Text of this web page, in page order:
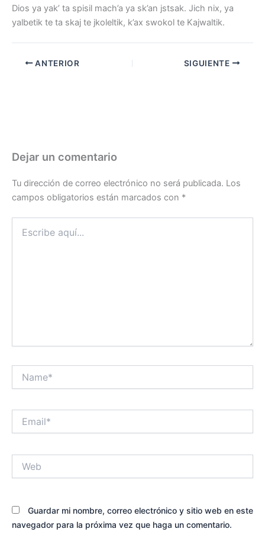
Dios ya yak’ ta spisil mach’a ya sk’an jstsak. Jich nix, ya
yalbetik te ta skaj te jkoleltik, k’ax swokol te Kajwaltik.
ANTERIOR SIGUIENTE
Dejar un comentario
Tu dirección de correo electrónico no será publicada. Los
campos obligatorios están marcados con *
aquí...
Guardar mi nombre, correo electrónico y sitio web en este
navegador para la próxima vez que haga un comentario.